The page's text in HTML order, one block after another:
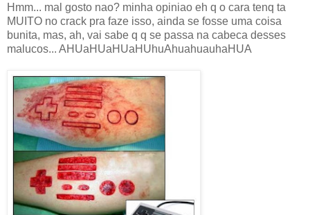
Hmm... mal gosto nao? minha opiniao eh q o cara tenq ta
MUITO no crack pra faze isso, ainda se fosse uma coisa
bunita, mas, ah, vai sabe q q se passa na cabeca desses
malucos... AHUaHUaHUaHUhuAhuahuauhaHUA